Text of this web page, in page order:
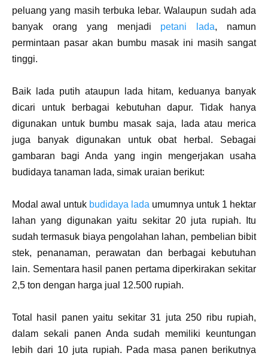
peluang yang masih terbuka lebar. Walaupun sudah ada
banyak orang yang menjadi petani lada, namun
permintaan pasar akan bumbu masak ini masih sangat
tinggi.
Baik lada putih ataupun lada hitam, keduanya banyak
dicari untuk berbagai kebutuhan dapur. Tidak hanya
digunakan untuk bumbu masak saja, lada atau merica
juga banyak digunakan untuk obat herbal. Sebagai
gambaran bagi Anda yang ingin mengerjakan usaha
budidaya tanaman lada, simak uraian berikut:
Modal awal untuk budidaya lada umumnya untuk 1 hektar
lahan yang digunakan yaitu sekitar 20 juta rupiah. Itu
sudah termasuk biaya pengolahan lahan, pembelian bibit
stek, penanaman, perawatan dan berbagai kebutuhan
lain. Sementara hasil panen pertama diperkirakan sekitar
2,5 ton dengan harga jual 12.500 rupiah.
Total hasil panen yaitu sekitar 31 juta 250 ribu rupiah,
dalam sekali panen Anda sudah memiliki keuntungan
lebih dari 10 juta rupiah. Pada masa panen berikutnya